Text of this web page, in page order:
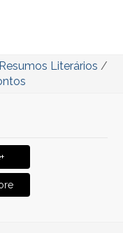
Resumos Literários /